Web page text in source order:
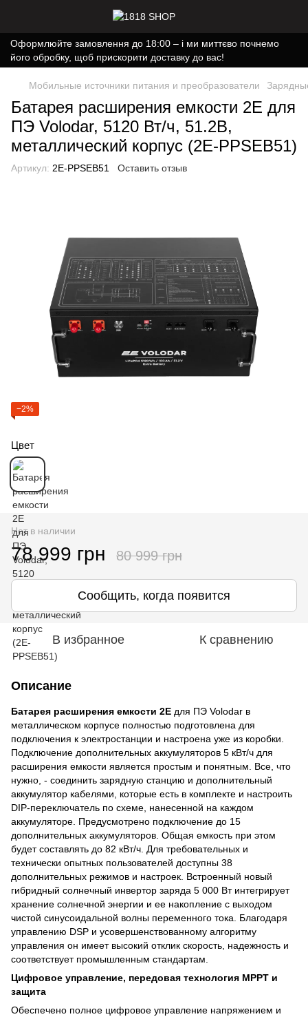
Оформлюйте замовлення до 18:00 – і ми миттєво почнемо
його обробку, щоб прискорити доставку до вас!
Мобильные источники питания и преобразователи
Батарея расширения емкости 2E для
ПЭ Volodar, 5120 Вт/ч, 51.2В,
металлический корпус (2E-PPSEB51)
Артикул: 2E-PPSEB51 Оставить отзыв
−2%
Цвет
Нет в наличии
78 999 грн 80 999 грн
Сообщить, когда появится
В избранное К сравнению
Описание
Батарея расширения емкости 2E для ПЭ Volodar в
металлическом корпусе полностью подготовлена для
подключения к электростанции и настроена уже из коробки.
Подключение дополнительных аккумуляторов 5 кВт/ч для
расширения емкости является простым и понятным. Все, что
нужно, - соединить зарядную станцию и дополнительный
аккумулятор кабелями, которые есть в комплекте и настроить
DIP-переключатель по схеме, нанесенной на каждом
аккумуляторе. Предусмотрено подключение до 15
дополнительных аккумуляторов. Общая емкость при этом
будет составлять до 82 кВт/ч. Для требовательных и
технически опытных пользователей доступны 38
дополнительных режимов и настроек. Встроенный новый
гибридный солнечный инвертор заряда 5 000 Вт интегрирует
хранение солнечной энергии и ее накопление с выходом
чистой синусоидальной волны переменного тока. Благодаря
управлению DSP и усовершенствованному алгоритму
управления он имеет высокий отклик скорость, надежность и
соответствует промышленным стандартам.
Цифровое управление, передовая технология MPPT и
защита
Обеспечено полное цифровое управление напряжением и